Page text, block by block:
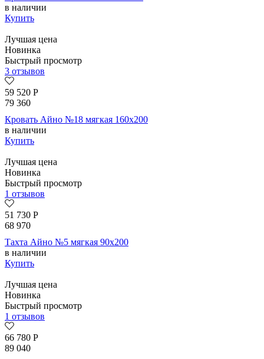
в наличии
Купить
Лучшая цена
Новинка
Быстрый просмотр
3 отзывов
59 520 Р
79 360
Кровать Айно №18 мягкая 160х200
в наличии
Купить
Лучшая цена
Новинка
Быстрый просмотр
1 отзывов
51 730 Р
68 970
Тахта Айно №5 мягкая 90х200
в наличии
Купить
Лучшая цена
Новинка
Быстрый просмотр
1 отзывов
66 780 Р
89 040